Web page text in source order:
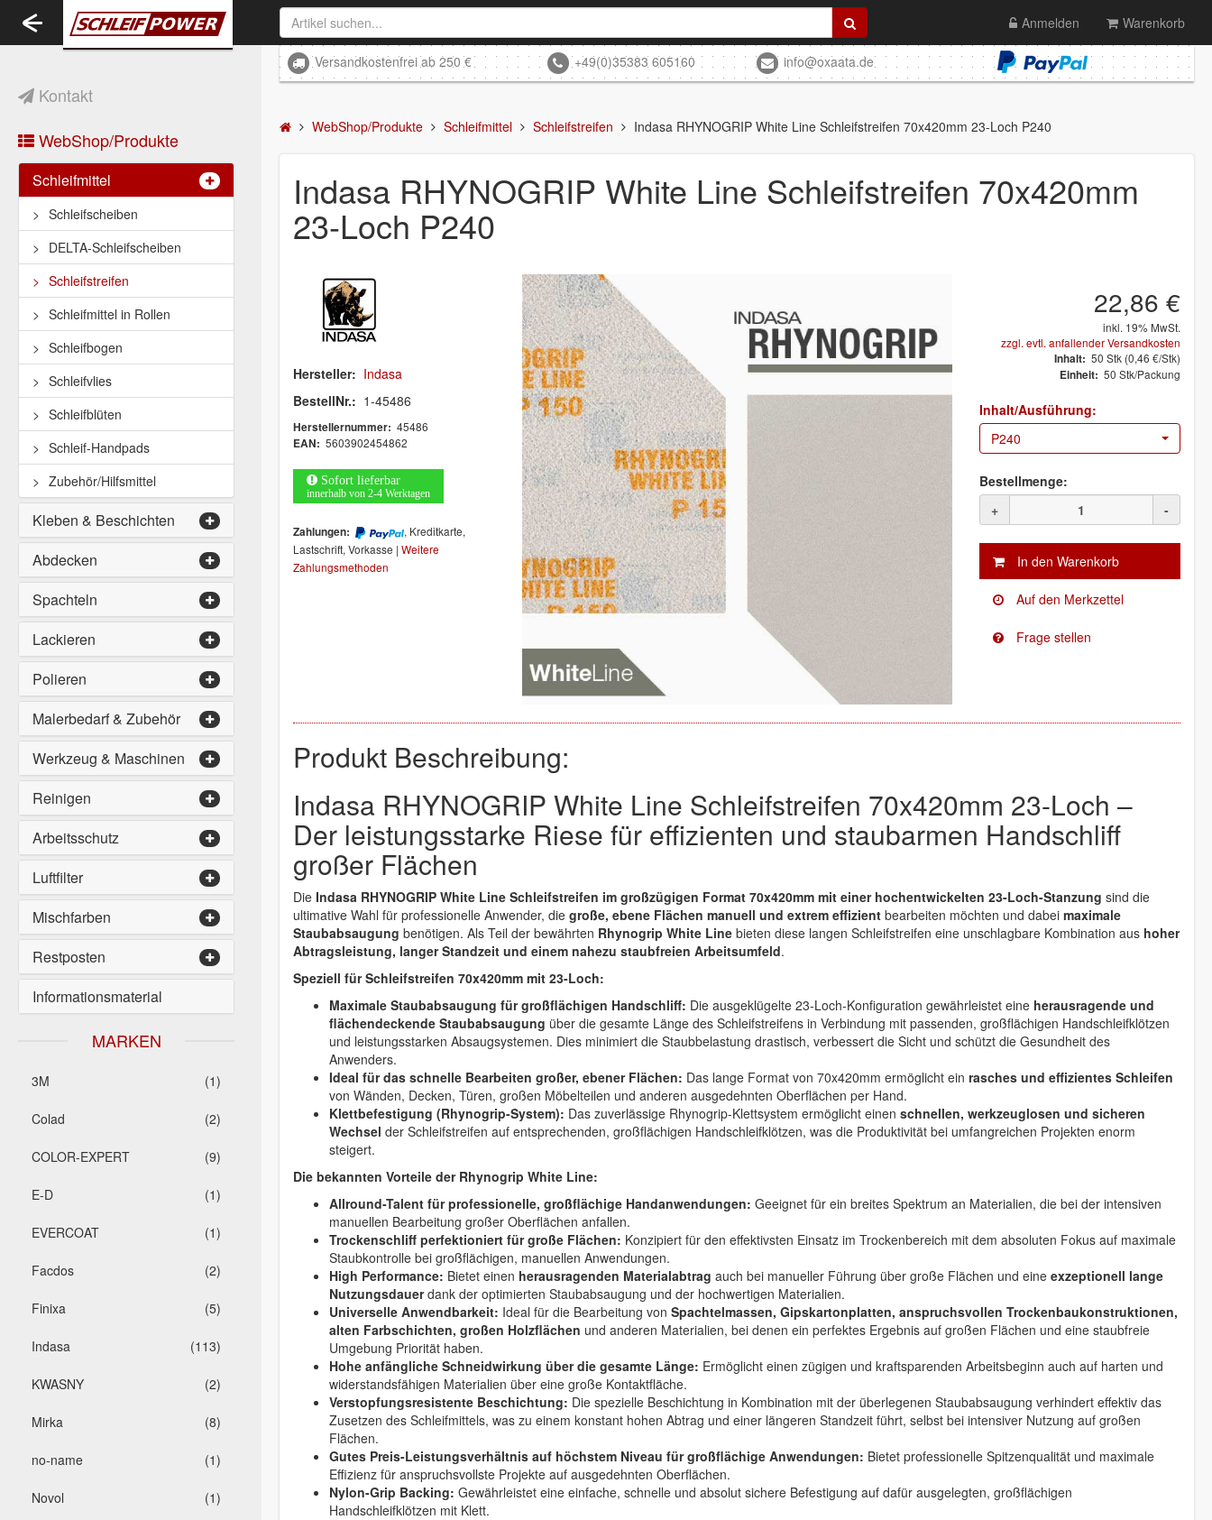
Kontakt
WebShop/Produkte
Schleifmittel
Schleifscheiben
DELTA-Schleifscheiben
Schleifstreifen
Schleifmittel in Rollen
Schleifbogen
Schleifvlies
Schleifblüten
Schleif-Handpads
Zubehör/Hilfsmittel
Kleben & Beschichten
Abdecken
Spachteln
Lackieren
Polieren
Malerbedarf & Zubehör
Werkzeug & Maschinen
Reinigen
Arbeitsschutz
Luftfilter
Mischfarben
Restposten
Informationsmaterial
MARKEN
(1)
3M
(2)
Colad
(9)
COLOR-EXPERT
(1)
E-D
(1)
EVERCOAT
(2)
Facdos
(5)
Finixa
(113)
Indasa
(2)
KWASNY
(8)
Mirka
(1)
no-name
(1)
Novol
Toggle
navigation
Anmelden Warenkorb
Versandkostenfrei ab 250 € +49(0)35383 605160 info@oxaata.de
WebShop/Produkte Schleifmittel Schleifstreifen Indasa RHYNOGRIP White Line Schleifstreifen 70x420mm 23-Loch P240
Indasa RHYNOGRIP White Line Schleifstreifen 70x420mm
23-Loch P240
Hersteller: Indasa
BestellNr.: 1-45486
Herstellernummer: 45486
EAN: 5603902454862
Sofort lieferbar
innerhalb von 2-4 Werktagen
Zahlungen:
, Kreditkarte,
Lastschrift, Vorkasse | Weitere
Zahlungsmethoden
22,86 €
inkl. 19% MwSt.
zzgl. evtl. anfallender Versandkosten
Inhalt: 50 Stk (0,46 €/Stk)
Einheit: 50 Stk/Packung
Inhalt/Ausführung:
P240
Bestellmenge:
+
-
Produkt Beschreibung:
Indasa RHYNOGRIP White Line Schleifstreifen 70x420mm 23-Loch –
Der leistungsstarke Riese für effizienten und staubarmen Handschliff
großer Flächen
Die Indasa RHYNOGRIP White Line Schleifstreifen im großzügigen Format 70x420mm mit einer hochentwickelten 23-Loch-Stanzung sind die
ultimative Wahl für professionelle Anwender, die große, ebene Flächen manuell und extrem effizient bearbeiten möchten und dabei maximale
Staubabsaugung benötigen. Als Teil der bewährten Rhynogrip White Line bieten diese langen Schleifstreifen eine unschlagbare Kombination aus hoher
Abtragsleistung, langer Standzeit und einem nahezu staubfreien Arbeitsumfeld.
Speziell für Schleifstreifen 70x420mm mit 23-Loch:
Maximale Staubabsaugung für großflächigen Handschliff: Die ausgeklügelte 23-Loch-Konfiguration gewährleistet eine herausragende und
flächendeckende Staubabsaugung über die gesamte Länge des Schleifstreifens in Verbindung mit passenden, großflächigen Handschleifklötzen
und leistungsstarken Absaugsystemen. Dies minimiert die Staubbelastung drastisch, verbessert die Sicht und schützt die Gesundheit des
Anwenders.
Ideal für das schnelle Bearbeiten großer, ebener Flächen: Das lange Format von 70x420mm ermöglicht ein rasches und effizientes Schleifen
von Wänden, Decken, Türen, großen Möbelteilen und anderen ausgedehnten Oberflächen per Hand.
Klettbefestigung (Rhynogrip-System): Das zuverlässige Rhynogrip-Klettsystem ermöglicht einen schnellen, werkzeuglosen und sicheren
Wechsel der Schleifstreifen auf entsprechenden, großflächigen Handschleifklötzen, was die Produktivität bei umfangreichen Projekten enorm
steigert.
Die bekannten Vorteile der Rhynogrip White Line:
Allround-Talent für professionelle, großflächige Handanwendungen: Geeignet für ein breites Spektrum an Materialien, die bei der intensiven
manuellen Bearbeitung großer Oberflächen anfallen.
Trockenschliff perfektioniert für große Flächen: Konzipiert für den effektivsten Einsatz im Trockenbereich mit dem absoluten Fokus auf maximale
Staubkontrolle bei großflächigen, manuellen Anwendungen.
High Performance: Bietet einen herausragenden Materialabtrag auch bei manueller Führung über große Flächen und eine exzeptionell lange
Nutzungsdauerdank der optimierten Staubabsaugung und der hochwertigen Materialien.
Universelle Anwendbarkeit: Ideal für die Bearbeitung von Spachtelmassen, Gipskartonplatten, anspruchsvollen Trockenbaukonstruktionen,
alten Farbschichten, großen Holzflächen und anderen Materialien, bei denen ein perfektes Ergebnis auf großen Flächen und eine staubfreie
Umgebung Priorität haben.
Hohe anfängliche Schneidwirkung über die gesamte Länge: Ermöglicht einen zügigen und kraftsparenden Arbeitsbeginn auch auf harten und
widerstandsfähigen Materialien über eine große Kontaktfläche.
Verstopfungsresistente Beschichtung: Die spezielle Beschichtung in Kombination mit der überlegenen Staubabsaugung verhindert effektiv das
Zusetzen des Schleifmittels, was zu einem konstant hohen Abtrag und einer längeren Standzeit führt, selbst bei intensiver Nutzung auf großen
Flächen.
Gutes Preis-Leistungsverhältnis auf höchstem Niveau für großflächige Anwendungen: Bietet professionelle Spitzenqualität und maximale
Effizienz für anspruchsvollste Projekte auf ausgedehnten Oberflächen.
Nylon-Grip Backing: Gewährleistet eine einfache, schnelle und absolut sichere Befestigung auf dafür ausgelegten, großflächigen
Handschleifklötzen mit Klett.